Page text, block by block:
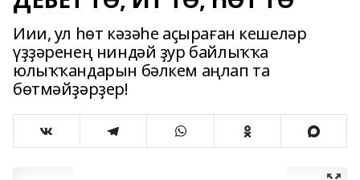
Иии, ул һөт кәзәһе аҫыраған кешеләр
үҙҙәренең ниндәй ҙур байлыҡҡа
юлыҡҡандарын бәлкем аңлап та
бөтмәйҙәрҙер!